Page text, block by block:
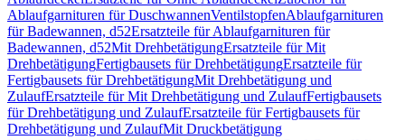
Ablaufgarnituren für DuschwannenVentilstopfenAblaufgarnituren
für Badewannen, d52Ersatzteile für Ablaufgarnituren für
Badewannen, d52Mit DrehbetätigungErsatzteile für Mit
DrehbetätigungFertigbausets für DrehbetätigungErsatzteile für
Fertigbausets für DrehbetätigungMit Drehbetätigung und
ZulaufErsatzteile für Mit Drehbetätigung und ZulaufFertigbausets
für Drehbetätigung und ZulaufErsatzteile für Fertigbausets für
Drehbetätigung und ZulaufMit Druckbetätigung